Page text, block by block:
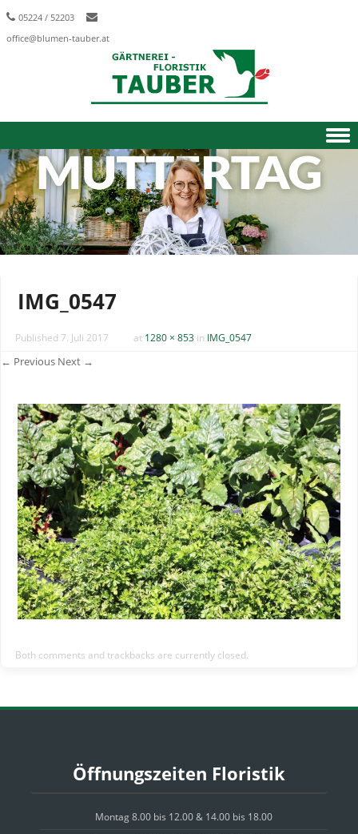
05224 / 52203
office@blumen-tauber.at
Skip to content
IMG_0547
Published 7. Juli 2017 at 1280 × 853 in IMG_0547
← Previous Next →
Both comments and trackbacks are currently closed.
Öffnungszeiten Floristik
Montag 8.00 bis 12.00 & 14.00 bis 18.00